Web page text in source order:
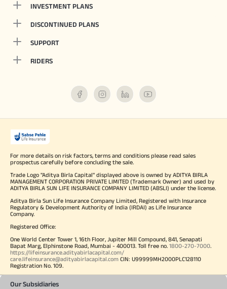
INVESTMENT PLANS
DISCONTINUED PLANS
SUPPORT
RIDERS
For more details on risk factors, terms and conditions please read sales
prospectus carefully before concluding the sale.
Trade Logo "Aditya Birla Capital" displayed above is owned by ADITYA BIRLA
MANAGEMENT CORPORATION PRIVATE LIMITED (Trademark Owner) and used by
ADITYA BIRLA SUN LIFE INSURANCE COMPANY LIMITED (ABSLI) under the license.
Aditya Birla Sun Life Insurance Company Limited, Registered with Insurance
Regulatory & Development Authority of India (IRDAI) as Life Insurance
Company.
Registered Office:
One World Center Tower 1, 16th Floor, Jupiter Mill Compound, 841, Senapati
Bapat Marg, Elphinstone Road, Mumbai - 400013. Toll free no. 1800-270-7000.
https://lifeinsurance.adityabirlacapital.com/
care.lifeinsurance@adityabirlacapital.com CIN: U99999MH2000PLC128110
Registration No. 109.
Our Subsidiaries